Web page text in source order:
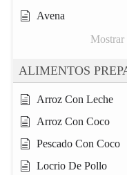
Avena
Mostrar
ALIMENTOS
Arroz Con Leche
Arroz Con Coco
Pescado Con Coco
Locrio De Pollo